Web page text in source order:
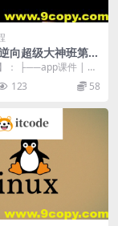
向超级大神班第1
】： ├──app课件 | ├
.zip 693.2...
123 58